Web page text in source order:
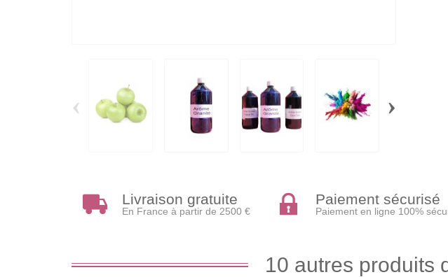
‹ ›
Livraison gratuite
En France à partir de 2500 €
Paiement sécurisé
Paiement en ligne 100%
10 autres produits